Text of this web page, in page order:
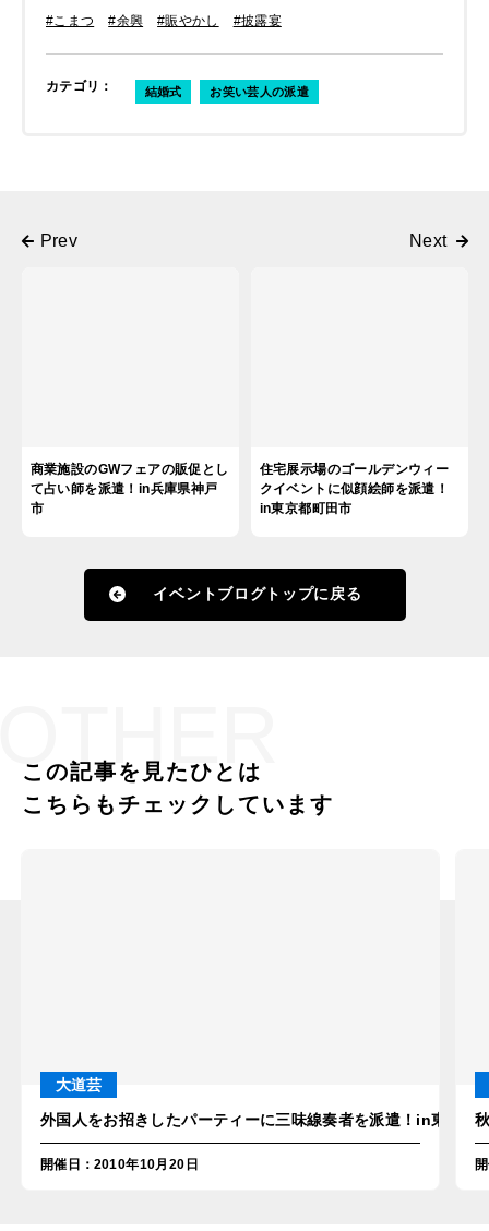
#こまつ #余興 #賑やかし #披露宴
カテゴリ ： 結婚式 お笑い芸人の派遣
商業施設のGWフェアの販促とし
て占い師を派遣！in兵庫県神戸
市
住宅展示場のゴールデンウィー
クイベントに似顔絵師を派遣！
in東京都町田市
イベントブログトップに戻る
この記事を見たひとは
こちらもチェックしています
大道芸
外国人をお招きしたパーティーに三味線奏者を派遣！in東京
開催日 ：2010年10月20日